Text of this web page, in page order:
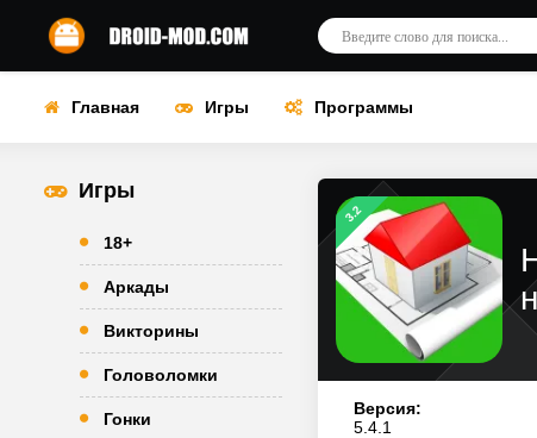
Главная Игры Программы
Игры
18+
Аркады
Викторины
Головоломки
Гонки
3.2
Версия:
5.4.1